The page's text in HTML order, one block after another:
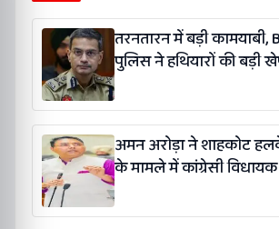
तरनतारन में बड़ी
पुलिस ने हथियारों की बड़ी
अमन अरोड़ा ने शाहकोट
के मामले में कांग्रेसी